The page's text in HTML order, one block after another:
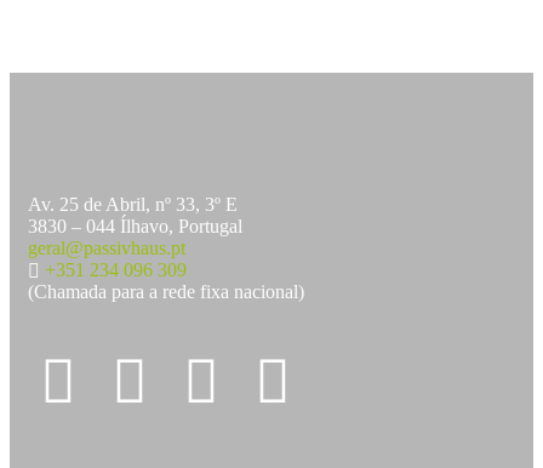
Av. 25 de Abril, nº 33, 3º E
3830 – 044 Ílhavo, Portugal
geral@passivhaus.pt
+351 234 096 309
(Chamada para a rede fixa nacional)